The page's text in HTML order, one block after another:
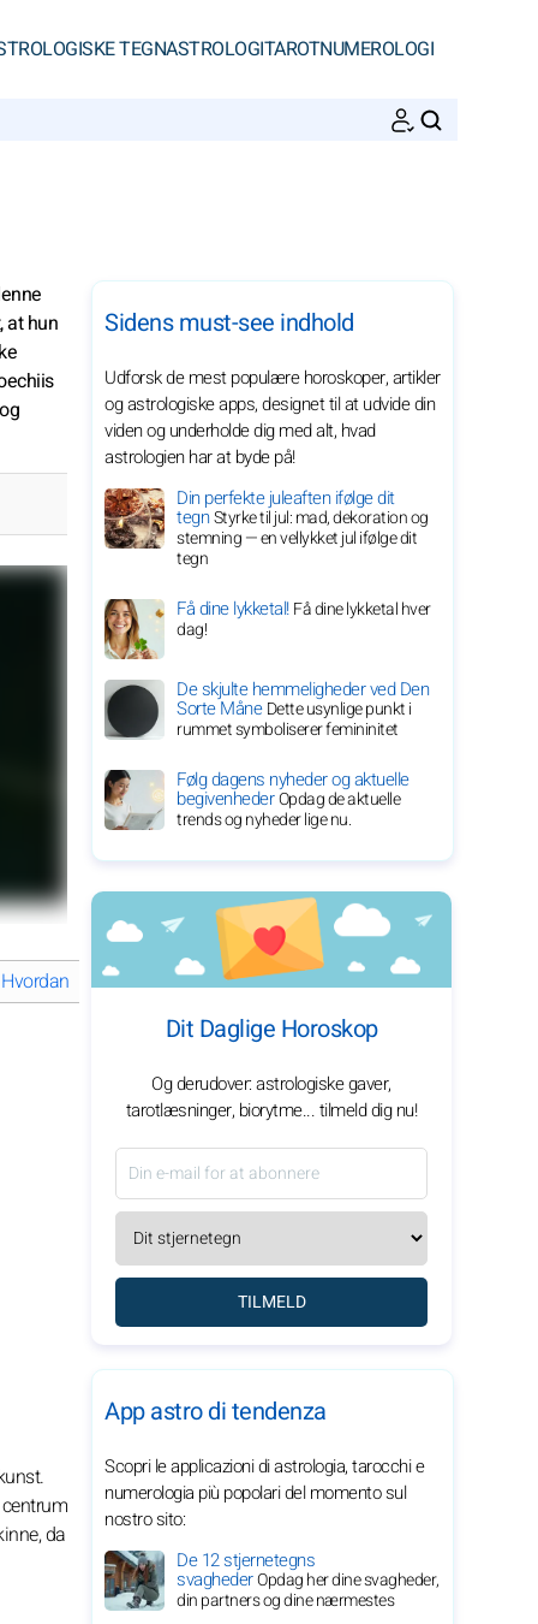
TEGNASTROLOGITAROTNUMEROLOGI
at hun
Hvordan har Doechii transformeret sin musikkarriere? Doechii's
da
Sidens must-see indhold
Udforsk de mest populære horoskoper, artikler
og astrologiske apps, designet til at udvide din
viden og underholde dig med alt, hvad
astrologien har at byde på!
Din perfekte juleaften ifølge dit
tegnStyrke til jul: mad, dekoration og
stemning — en vellykket jul ifølge dit
tegn
Få dine lykketal!Få dine lykketal hver
dag!
De skjulte hemmeligheder ved Den
Sorte MåneDette usynlige punkt i
rummet symboliserer femininitet
Følg dagens nyheder og aktuelle
begivenhederOpdag de aktuelle
trends og nyheder lige nu.
Dit Daglige Horoskop
Og derudover: astrologiske gaver,
tarotlæsninger, biorytme... tilmeld dig nu!
TILMELD
App astro di tendenza
Scopri le applicazioni di astrologia, tarocchi e
numerologia più popolari del momento sul
nostro sito:
De 12 stjernetegns
svaghederOpdag her dine svagheder,
din partners og dine nærmestes